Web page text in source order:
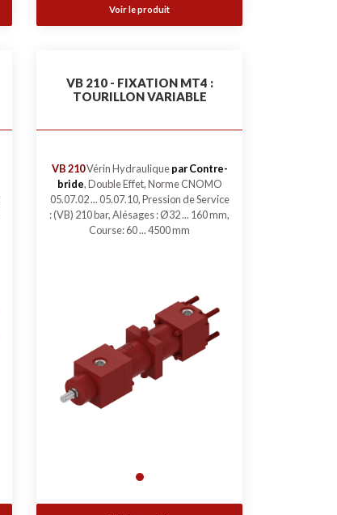
Voir le produit
VB 210 - FIXATION MT4 :
TOURILLON VARIABLE
VB 210Vérin Hydrauliquepar Contre-
bride, Double Effet, Norme CNOMO
05.07.02 ... 05.07.10, Pression de Service
: (VB) 210 bar, Alésages : Ø32 ... 160 mm,
Course: 60 ... 4500 mm